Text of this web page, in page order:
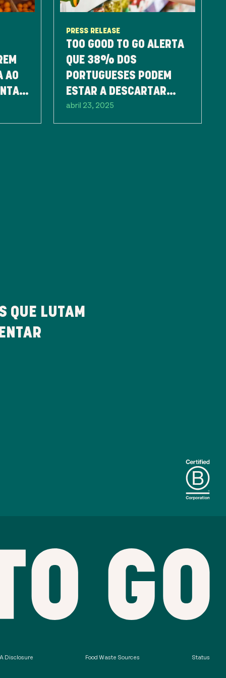
AO
PRESS RELEASE
TOO GOOD TO GO ALERTA
QUE 38% DOS
PORTUGUESES PODEM
ESTAR A DESCARTAR
ALIMENTOS EM BOM
ESTADO
abril 23, 2025
QUE LUTAM
Disclosure Food Waste Sources Status